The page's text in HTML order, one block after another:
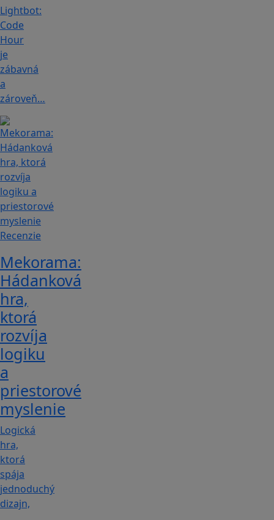
Lightbot:
Code
Hour
je
zábavná
a
zároveň…
Recenzie
Mekorama:
Hádanková
hra,
ktorá
rozvíja
logiku
a
priestorové
myslenie
Logická
hra,
ktorá
spája
jednoduchý
dizajn,